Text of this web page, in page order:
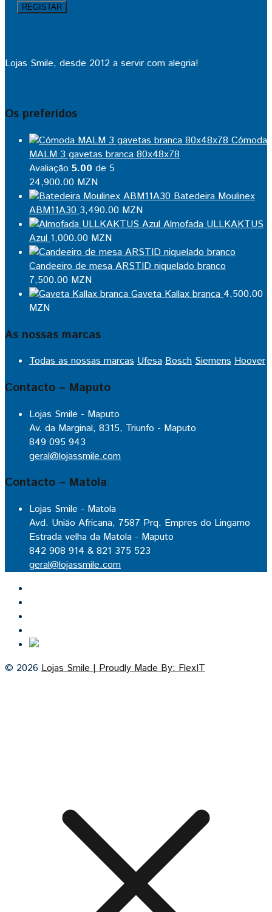
Lojas Smile, desde 2012 a servir com alegria!
Os preferidos
Cómoda
MALM 3 gavetas branca 80x48x78
Avaliação 5.00 de 5
24,900.00 MZN
Batedeira Moulinex
ABM11A30 3,490.00 MZN
Almofada ULLKAKTUS
Azul 1,000.00 MZN
Candeeiro de mesa ARSTID niquelado branco
7,500.00 MZN
Gaveta Kallax branca 4,500.00
MZN
As nossas marcas
Todas as nossas marcas Ufesa Bosch Siemens Hoover
Contacto – Maputo
Lojas Smile - Maputo
Av. da Marginal, 8315, Triunfo - Maputo
849 095 943
geral@lojassmile.com
Contacto – Matola
Lojas Smile - Matola
Avd. União Africana, 7587 Prq. Empres do Lingamo
Estrada velha da Matola - Maputo
842 908 914 & 821 375 523
geral@lojassmile.com
© 2026 Lojas Smile | Proudly Made By: FlexIT